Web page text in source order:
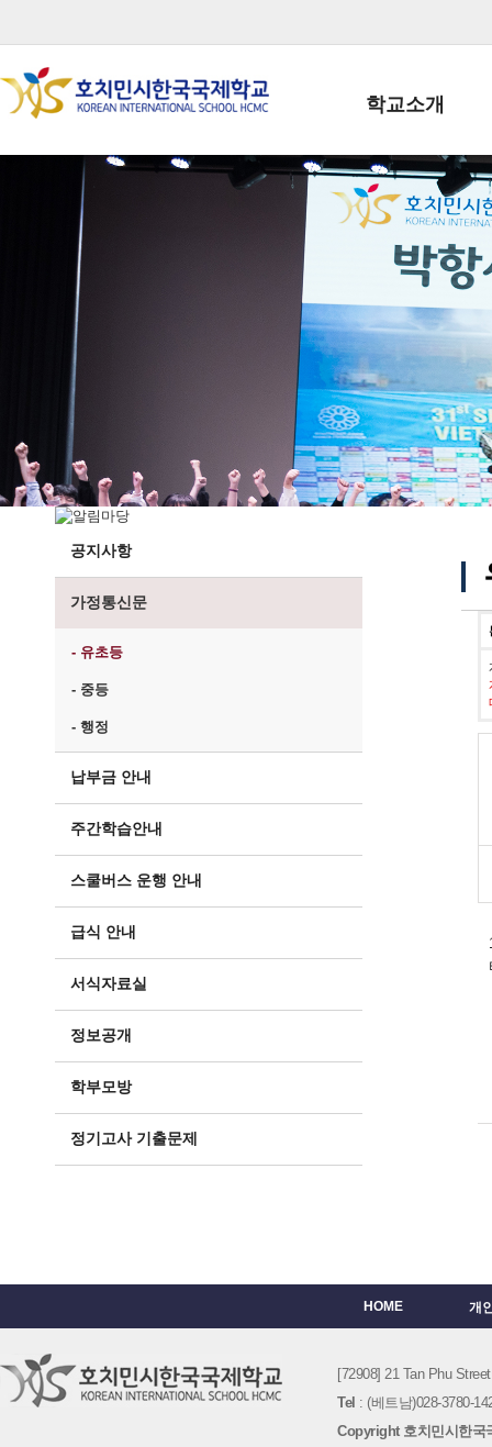
학교소개
학교장인사말
학생회장인사말
학교상징
학교 CI
교직원현황
학생현황
위치/전화
전경사진
공지사항
가정통신문
- 유초등
- 중등
- 행정
납부금 안내
주간학습안내
스쿨버스 운행 안내
급식 안내
서식자료실
정보공개
학부모방
정기고사 기출문제
HOME 개
[72908] 21 Tan Phu
Tel : (베트남)028-3780-
Copyright 호치민시한국